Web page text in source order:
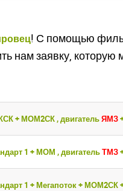
! С помощью
нам заявку,
+ МОМ2СК , двигательЯМЗ
1 + МОМ , двигательТМЗ
1 + Мегапоток + МОМ2СК